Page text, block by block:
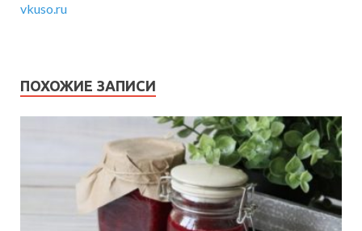
vkuso.ru
ПОХОЖИЕ ЗАПИСИ